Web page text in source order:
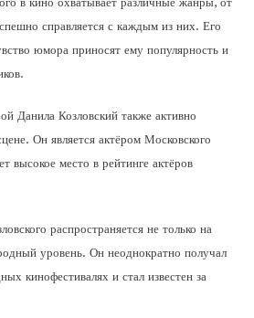
справляется с каждым из них. Его
юмора приносят ему популярность и
Данила Козловский также активно
Он является актёром Московского
высокое место в рейтинге актёров
распространяется не только на
уровень. Он неоднократно получал
кинофестивалях и стал известен за